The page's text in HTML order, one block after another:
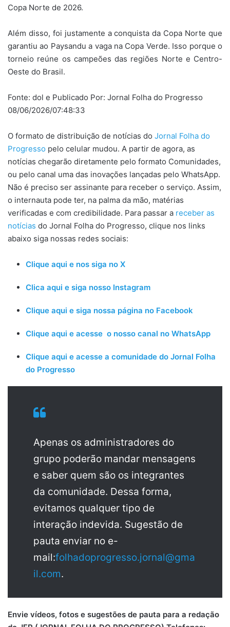
Copa Norte de 2026.
Além disso, foi justamente a conquista da Copa Norte que
garantiu ao Paysandu a vaga na Copa Verde. Isso porque o
torneio reúne os campeões das regiões Norte e Centro-
Oeste do Brasil.
Fonte: dol e Publicado Por: Jornal Folha do Progresso
08/06/2026/07:48:33
O formato de distribuição de notícias do Jornal Folha do
Progresso pelo celular mudou. A partir de agora, as
notícias chegarão diretamente pelo formato Comunidades,
ou pelo canal uma das inovações lançadas pelo WhatsApp.
Não é preciso ser assinante para receber o serviço. Assim,
o internauta pode ter, na palma da mão, matérias
verificadas e com credibilidade. Para passar a receber as
notícias do Jornal Folha do Progresso, clique nos links
abaixo siga nossas redes sociais:
Clique aqui e nos siga no X
Clica aqui e siga nosso Instagram
Clique aqui e siga nossa página no Facebook
Clique aqui e acesse o nosso canal no WhatsApp
Clique aqui e acesse a comunidade do Jornal Folha
do Progresso
Apenas os administradores do
grupo poderão mandar mensagens
e saber quem são os integrantes
da comunidade. Dessa forma,
evitamos qualquer tipo de
interação indevida. Sugestão de
pauta enviar no e-
mail:folhadoprogresso.jornal@gma
il.com.
Envie vídeos, fotos e sugestões de pauta para a redação